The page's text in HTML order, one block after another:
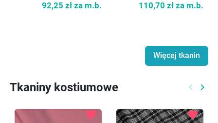
92,25 zł za m.b.
110,70 zł za m.b.
Więcej tkanin
Tkaniny kostiumowe keyboard_arrow_left keyboard_arrow_right
favorite favorite